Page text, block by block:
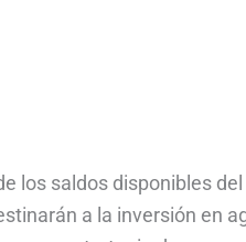
los saldos disponibles
a la inversión en